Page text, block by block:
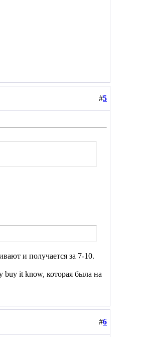
#5
и получается за 7-10.
buy it know, которая была на
#6